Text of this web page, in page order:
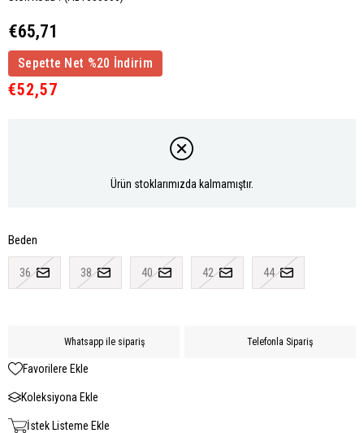
€65,71
Sepette Net %20 İndirim
€52,57
Ürün stoklarımızda kalmamıştır.
Beden
36 38 40 42 44
Whatsapp ile sipariş Telefonla Sipariş
Favorilere Ekle
Koleksiyona Ekle
İstek Listeme Ekle